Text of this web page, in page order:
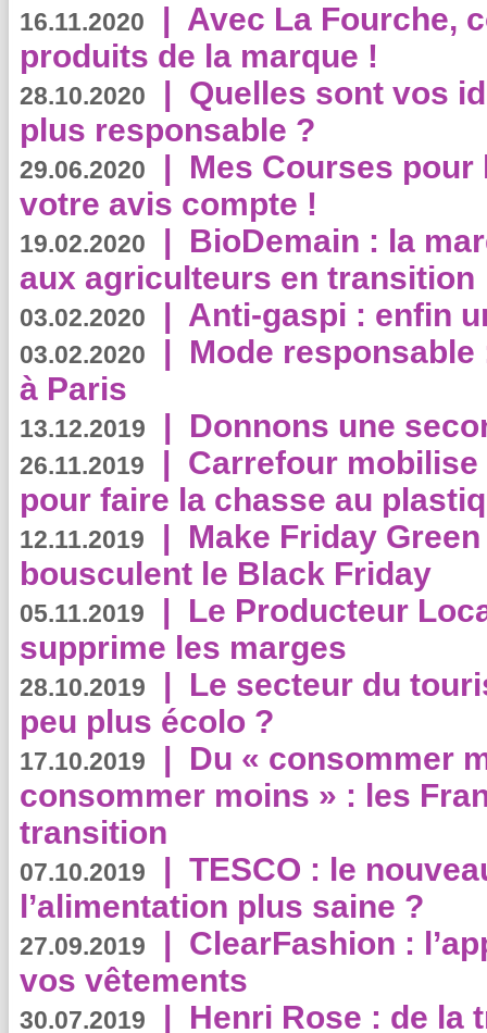
16.11.2020 | Avec La Fourche,
produits de la marque !
28.10.2020 | Quelles sont vos
plus responsable ?
29.06.2020 | Mes Courses pour
votre avis compte !
19.02.2020 | BioDemain : la
aux agriculteurs en transition
03.02.2020 | Anti-gaspi : enfin
03.02.2020 | Mode
à Paris
13.12.2019 | Donnons une
26.11.2019 | Carrefour
pour faire la chasse au
12.11.2019 | Make Friday
bousculent le Black Friday
05.11.2019 | Le Producteur
supprime les marges
28.10.2019 | Le secteur du
peu plus écolo ?
17.10.2019 | Du « consommer
consommer moins » : les
transition
07.10.2019 | TESCO : le
l’alimentation plus saine ?
27.09.2019 | ClearFashion :
vos vêtements
30.07.2019 | Henri Rose : de la